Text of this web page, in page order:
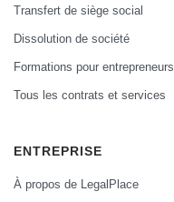
Transfert de siège social
Dissolution de société
Formations pour entrepreneurs
Tous les contrats et services
ENTREPRISE
À propos de LegalPlace